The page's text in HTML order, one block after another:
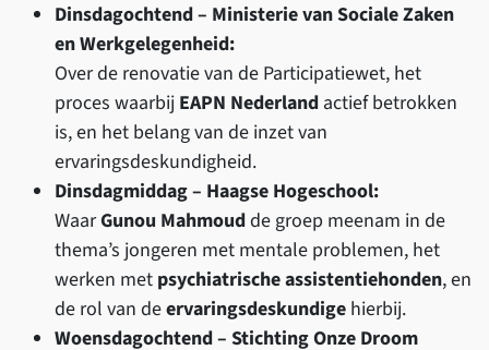
Dinsdagochtend – Ministerie van Sociale Zaken
en Werkgelegenheid:
Over de renovatie van de Participatiewet, het
proces waarbij EAPN Nederlandactief betrokken
is, en het belang van de inzet van
ervaringsdeskundigheid.
Dinsdagmiddag – Haagse Hogeschool:
WaarGunou Mahmoudde groep meenam in de
thema’s jongeren met mentale problemen, het
werken met psychiatrische assistentiehonden, en
de rol van deervaringsdeskundigehierbij.
Woensdagochtend – Stichting Onze Droom